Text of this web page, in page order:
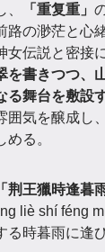
「重复重」
路の渺茫と心
女伝説と密接
を書きつつ、
る舞台を敷設す
囲気を醸成し
める。
荆王獵時逢暮
liè shí féng
る時暮雨に逢